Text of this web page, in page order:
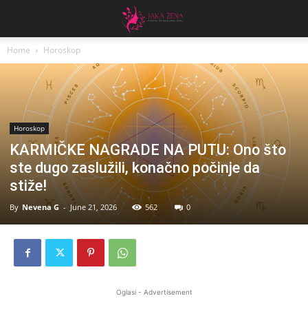
Home Horoskop
Horoskop
KARMIČKE NAGRADE NA PUTU: Ono što
ste dugo zaslužili, konačno počinje da
stiže!
By Nevena G - June 21, 2026 562 0
Oglasi - Advertisement